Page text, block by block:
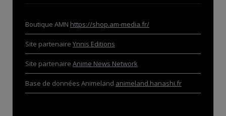
Boutique AMN https://shop.am-media.fr/
Site partenaire Ynnis Editions
Site partenaire Anime News Network
Base de données Animeland animeland.hanashi.fr